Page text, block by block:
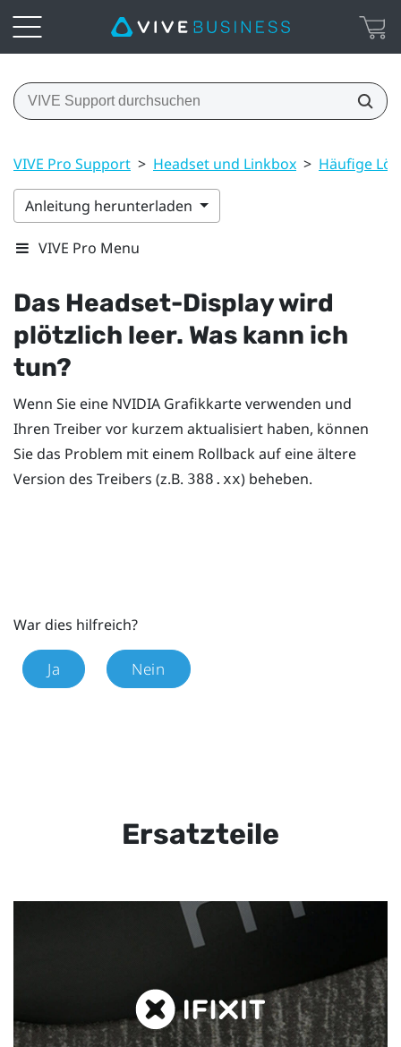
VIVE Pro Support > Headset und Linkbox > Häufige
Anleitung herunterladen
VIVE Pro Menu
Das Headset-Display wird
plötzlich leer. Was kann ich
tun?
Wenn Sie eine NVIDIA Grafikkarte verwenden und
Ihren Treiber vor kurzem aktualisiert haben, können
Sie das Problem mit einem Rollback auf eine ältere
Version des Treibers (z.B. 388.xx) beheben.
War dies hilfreich?
Ja Nein
Ersatzteile